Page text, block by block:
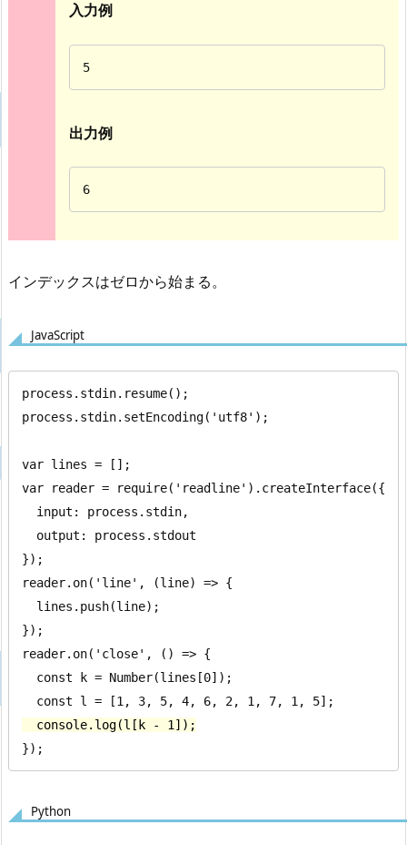
入力例
5
出力例
6
インデックスはゼロから始まる。
JavaScript
process.stdin.resume();
process.stdin.setEncoding('utf8');
var lines = [];
var reader = require('readline').createInterface({
});
reader.on('line', (line) => {
});
reader.on('close', () => {
  console.log(l[k - 1]);
});
Python